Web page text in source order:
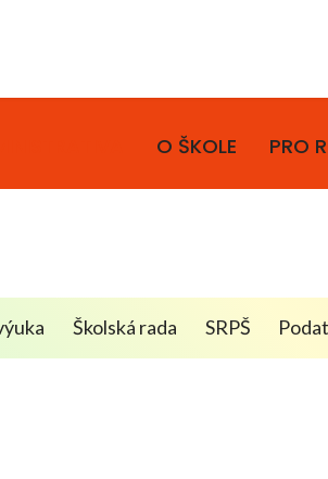
O ŠKOLE PRO
Školská rada SRPŠ